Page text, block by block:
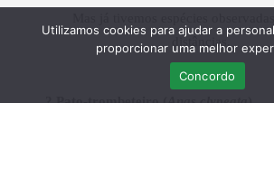
distâncias.
? Pato-trombeteiro (Anas clypeata)
Utilizamos cookies para ajudar a
proporcionar uma melhor
Concordo